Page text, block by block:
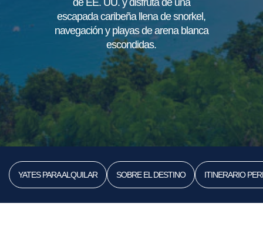
escapada caribeña llena de snorkel,
navegación y playas de arena blanca
escondidas.
YATES PARA ALQUILAR SOBRE EL DESTINO ITINERARIO